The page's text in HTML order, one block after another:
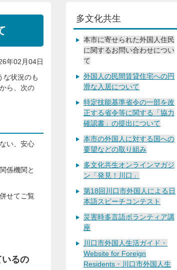
年02月04日
な状況のも
ら、次の
い、安心
係機関と
せてご覧
るの
多文化共生
本市に寄せられた外国人住民
に関するお問い合わせについ
て
外国人の民間賃貸住宅への円
滑な入居について
特定技能基準省令の一部を改
正する省令等に関する「協力
確認書」の提出について
本市の外国人に対する国への
要望などの取り組み
多文化共生オンラインマガジ
ン「発見！川口」
第18回川口市外国人による日
本語スピーチコンテスト
災害時多言語ボランティア講
座
川口市外国人生活ガイド・
Website for Foreign
Residents・川口市外国人生